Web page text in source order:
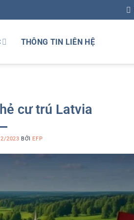
THÔNG TIN LIÊN HỆ
cư trú Latvia
2023 BỞI EFP